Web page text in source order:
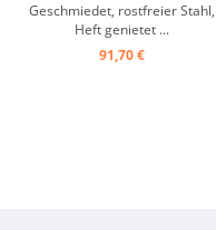
Geschmiedet, rostfreier Stahl,
Heft genietet ...
91,70 €